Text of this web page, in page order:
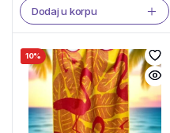
Dodaj u korpu
10%